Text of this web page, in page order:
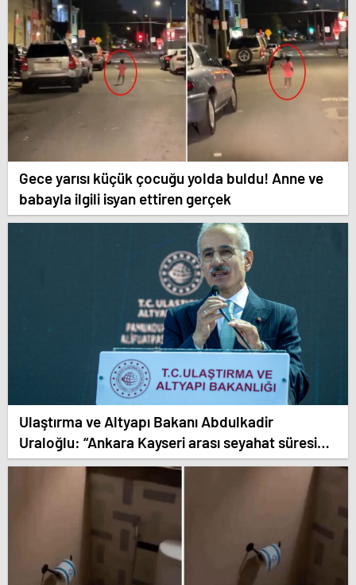
Gece yarısı küçük çocuğu yolda buldu! Anne ve
babayla ilgili isyan ettiren gerçek
Ulaştırma ve Altyapı Bakanı Abdulkadir
Uraloğlu: “Ankara Kayseri arası seyahat süresini
7 saatten 1 saat 45 dakikaya düşüreceğiz